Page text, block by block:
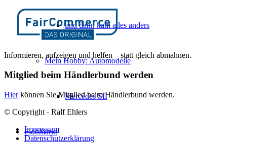
und dann kam alles anders
Mein Hobby: Automodelle
Mercedes SL
Flohmarkt
Informieren, aufzeigen und helfen – statt gleich abmahnen.
Mitglied beim Händlerbund werden
Hierkönnen Sie Mitglied beim Händlerbund werden.
© Copyright - Ralf Ehlers
Impressum
Datenschutzerklärung